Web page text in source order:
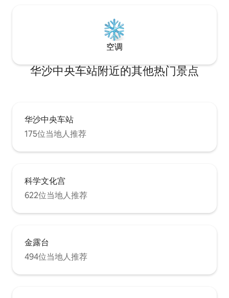
空调
华沙中央车站附近的其他热门景点
华沙中央车站
175位当地人推荐
科学文化宫
622位当地人推荐
金露台
494位当地人推荐